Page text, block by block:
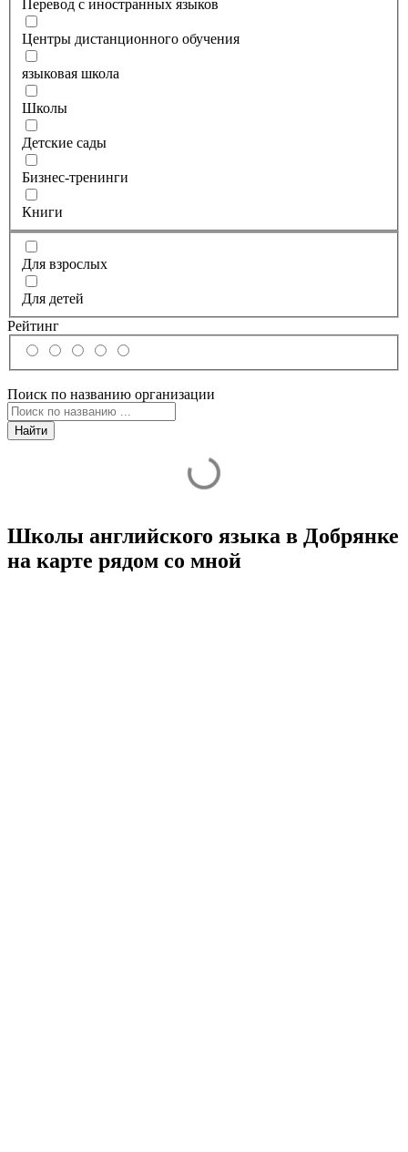
Перевод с иностранных языков
Центры дистанционного обучения
языковая школа
Школы
Детские сады
Бизнес-тренинги
Книги
Для взрослых
Для детей
Рейтинг
Поиск по названию организации
Найти
Школы английского языка в Добрянке
на карте рядом со мной